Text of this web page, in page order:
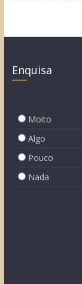
Enquisa
Moito
Algo
Pouco
Nada